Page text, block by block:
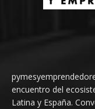
encuentro del
Latina y España.